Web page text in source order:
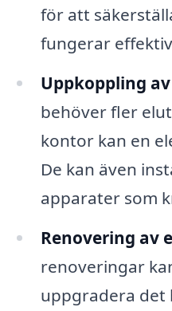
för att
fungerar
Uppkoppling
behöver fler
kontor kan en
De kan även
apparater som
Renovering av
renoveringar
uppgradera det